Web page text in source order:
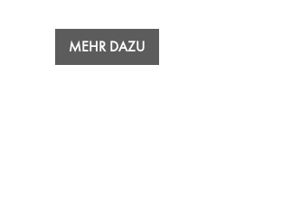
MEHR DAZU